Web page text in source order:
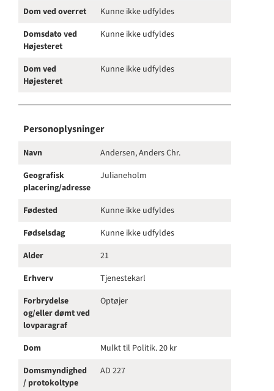
Dom ved overret
Kunne ikke udfyldes
Domsdato ved
Højesteret
Kunne ikke udfyldes
Dom ved
Højesteret
Kunne ikke udfyldes
Personoplysninger
Navn
Andersen, Anders Chr.
Geografisk
placering/adresse
Julianeholm
Fødested
Kunne ikke udfyldes
Fødselsdag
Kunne ikke udfyldes
Alder
21
Erhverv
Tjenestekarl
Forbrydelse
og/eller dømt ved
lovparagraf
Optøjer
Dom
Mulkt til Politik. 20 kr
Domsmyndighed
/ protokoltype
AD 227